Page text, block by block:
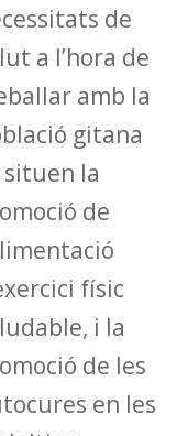
de
a l’hora de
amb la
gitana
situen la
de
físic
i la
de les
en les